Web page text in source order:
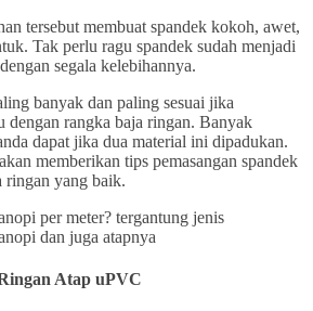
tersebut membuat spandek kokoh, awet,
Tak perlu ragu spandek sudah menjadi
segala kelebihannya.
banyak dan paling sesuai jika
dengan rangka baja ringan. Banyak
dapat jika dua material ini dipadukan.
memberikan tips pemasangan spandek
ringan yang baik.
Atap uPVC